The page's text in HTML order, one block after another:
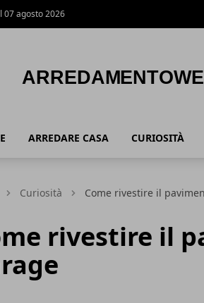
07 agosto 2026
ARREDARE CASA CURIOSITÀ
Curiosità Come rivestire il
rivestire il